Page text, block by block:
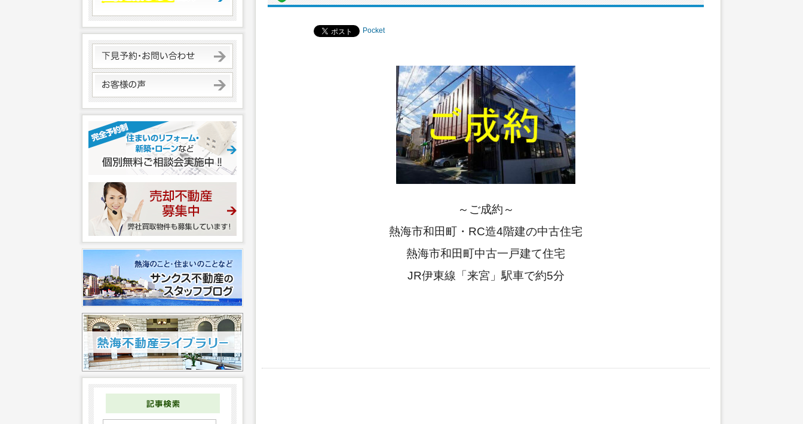
Pocket
～ご成約～
熱海市和田町・RC造4階建の中古住宅
熱海市和田町中古一戸建て住宅
JR伊東線「来宮」駅車で約5分